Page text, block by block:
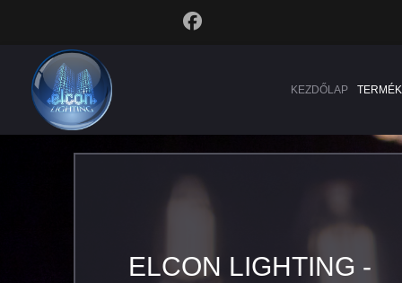
KEZDŐLAP
ELCON LIGHTING -
ELCON LIGHTING -